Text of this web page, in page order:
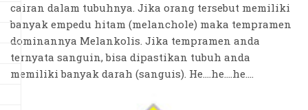
cairan dalam tubuhnya. Jika orang tersebut memiliki
banyak empedu hitam (melanchole) maka tempramen
dominannya Melankolis. Jika tempramen anda
ternyata sanguin, bisa dipastikan tubuh anda
memiliki banyak darah (sanguis). He....he....he....